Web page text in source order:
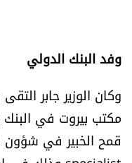
وفد البنك الدولي
وكان الوزير جابر
مكتب بيروت في البنك